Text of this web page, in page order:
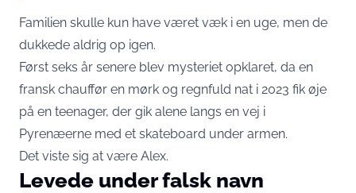
Familien skulle kun have været væk i en uge, men de
dukkede aldrig op igen.
Først seks år senere blev mysteriet opklaret, da en
fransk chauffør en mørk og regnfuld nat i 2023 fik øje
på en teenager, der gik alene langs en vej i
Pyrenæerne med et skateboard under armen.
Det viste sig at være Alex.
Levede under falsk navn